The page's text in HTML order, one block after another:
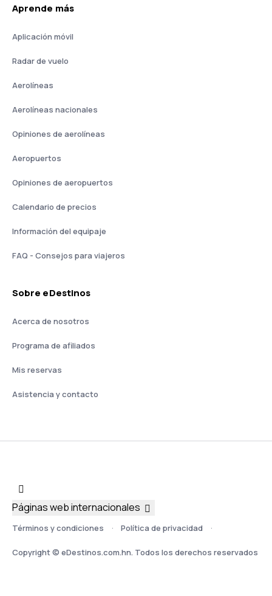
Aprende más
Aplicación móvil
Radar de vuelo
Aerolíneas
Aerolíneas nacionales
Opiniones de aerolíneas
Aeropuertos
Opiniones de aeropuertos
Calendario de precios
Información del equipaje
FAQ - Consejos para viajeros
Sobre eDestinos
Acerca de nosotros
Programa de afiliados
Mis reservas
Asistencia y contacto
Términos y condiciones Política de privacidad
Copyright © eDestinos.com.hn. Todos los derechos reservados
Páginas web internacionales